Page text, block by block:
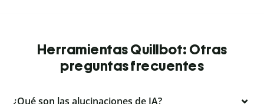
Herramientas Quillbot: Otras
preguntas frecuentes
¿Qué son las alucinaciones de IA?